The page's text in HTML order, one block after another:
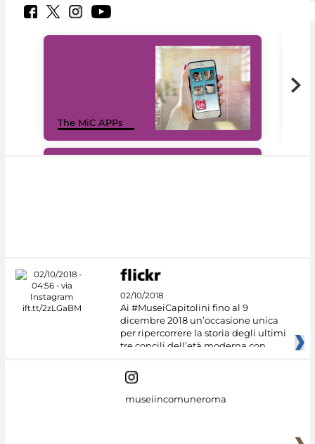
The MiC APPs
02/10/2018
Ai #MuseiCapitolini fino al 9
dicembre 2018 un’occasione unica
per ripercorrere la storia degli ultimi
tre concili dell’età moderna con
museiincomuneroma